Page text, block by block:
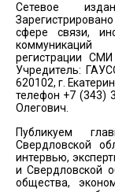
Сетевое
сфере связи,
коммуникаций
регистрации
Учредитель:
620102, г.
телефон +7 (343)
Олегович.
Публикуем
Свердловской
интервью,
и Свердловской
общества,